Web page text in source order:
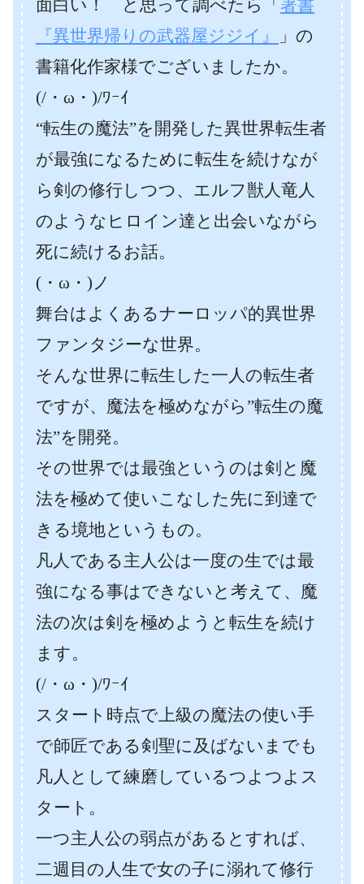
面白い！ と思って調べたら「 著書
『異世界帰りの武器屋ジジイ』
」の
書籍化作家様でございましたか。
(/・ω・)/ﾜｰｲ
“転生の魔法”を開発した異世界転生者
が最強になるために転生を続けなが
ら剣の修行しつつ、エルフ獣人竜人
のようなヒロイン達と出会いながら
死に続けるお話。
(・ω・)ノ
舞台はよくあるナーロッパ的異世界
ファンタジーな世界。
そんな世界に転生した一人の転生者
ですが、魔法を極めながら”転生の魔
法”を開発。
その世界では最強というのは剣と魔
法を極めて使いこなした先に到達で
きる境地というもの。
凡人である主人公は一度の生では最
強になる事はできないと考えて、魔
法の次は剣を極めようと転生を続け
ます。
(/・ω・)/ﾜｰｲ
スタート時点で上級の魔法の使い手
で師匠である剣聖に及ばないまでも
凡人として練磨しているつよつよス
タート。
一つ主人公の弱点があるとすれば、
二週目の人生で女の子に溺れて修行